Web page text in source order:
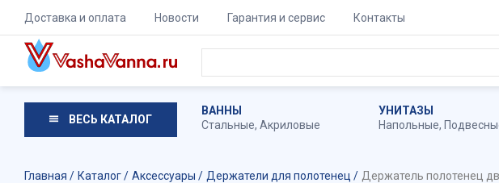
Доставка и оплата Новости Гарантия и сервис Контакты
ВЕСЬ КАТАЛОГ
ВАННЫ
Стальные, Акриловые
УНИТАЗЫ
Напольные,
Главная Каталог Аксессуары Держатели для полотенец Держатель полотенец